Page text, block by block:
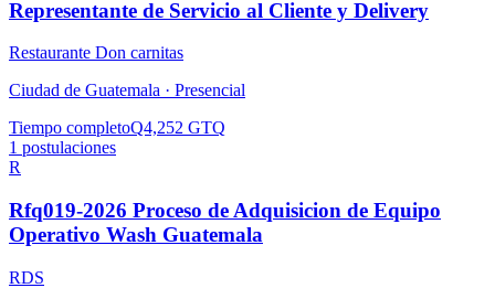
Representante de Servicio al Cliente y Delivery
Restaurante Don carnitas
Ciudad de Guatemala · Presencial
Tiempo completoQ4,252 GTQ
1 postulaciones
R
Rfq019-2026 Proceso de Adquisicion de Equipo
Operativo Wash Guatemala
RDS